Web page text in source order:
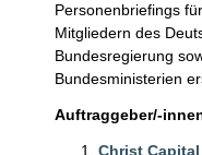
Personenbriefings
Mitgliedern des
Bundesregierung
Bundesministerien
Auftraggeber/-
Christ Capital